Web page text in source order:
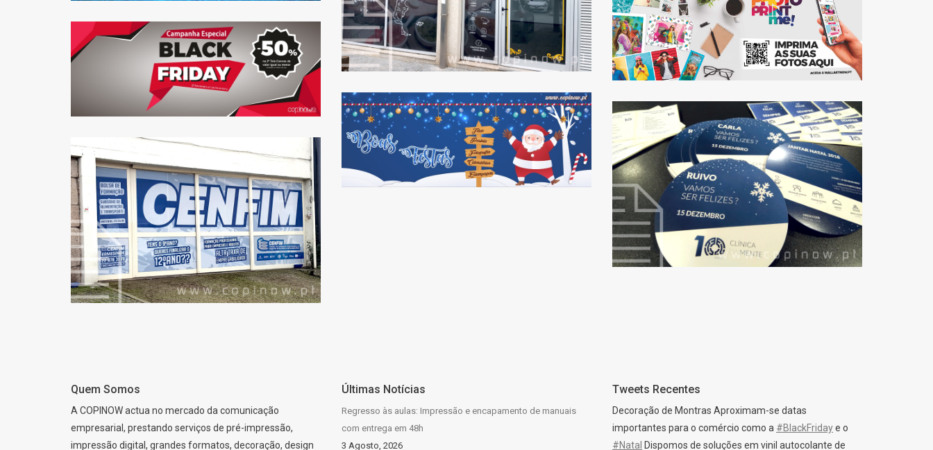
PHOTO PRINT ME:
NOVO SERVIÇO
DISPONIVEL
BLACKFRIDAY:
DESCONTO 50% NA
2ª TELA CANVAS
O ESPÍRITO DE
NATAL JÁ CHEGOU À
NOSSA LOJA!
PRODUÇÃO GRÁFICA
E PEQUENO
FORMATO
CENFIM DE
ERMESINDE
Quem Somos
A COPINOW actua no mercado da comunicação
empresarial, prestando serviços de pré-impressão,
impressão digital, grandes formatos, decoração, design
Últimas Notícias
Regresso às aulas: Impressão e encapamento de manuais
com entrega em 48h
3 Agosto, 2026
Tweets Recentes
Decoração de Montras Aproximam-se datas
importantes para o comércio como a #BlackFridaye o
#Natal Dispomos de soluções em vinil autocolante de